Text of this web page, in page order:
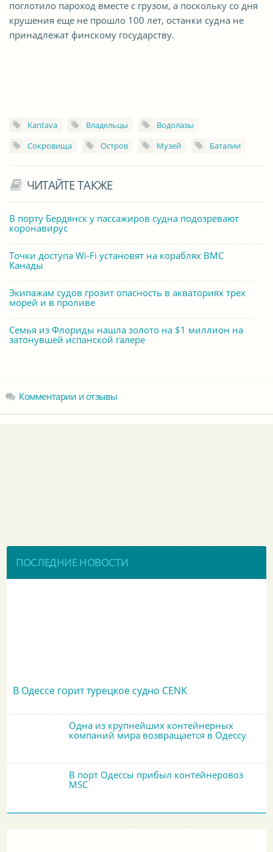
поглотило пароход вместе с грузом, а поскольку со дня
крушения еще не прошло 100 лет, останки судна не
принадлежат финскому государству.
Kantava Владельцы
Водолазы
Сокровища
Остров Музей Баталии
ЧИТАЙТЕ ТАКЖЕ
В порту Бердянск у пассажиров судна подозревают
коронавирус
Точки доступа Wi-Fi установят на кораблях ВМС
Канады
Экипажам судов грозит опасность в акваториях трех
морей и в проливе
Семья из Флориды нашла золото на $1 миллион на
затонувшей испанской галере
Комментарии и отзывы
ПОСЛЕДНИЕ НОВОСТИ
В Одессе горит турецкое судно CENK
Одна из крупнейших контейнерных
компаний мира возвращается в Одессу
В порт Одессы прибыл контейнеровоз
MSC